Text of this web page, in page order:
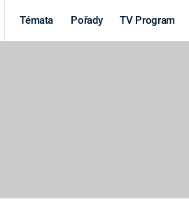
Témata Pořady TV Program